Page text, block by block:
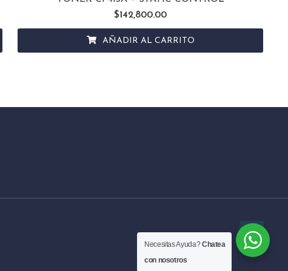
$142,800.00
AÑADIR AL CARRITO
Necesitas Ayuda?Chatea
con nosotros